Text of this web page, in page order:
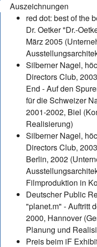
Auszeichnungen
red dot: best of the
Dr. Oetker "Dr.-
März 2005
Silberner Nagel,
Directors Club,
End - Auf den
für die Schweizer
2001-2002, Biel
Realisierung)
Silberner Nagel,
Directors Club,
Berlin, 2002
Filmproduktion in
Deutscher Public
"planet.m" - Auftritt
2000, Hannover
Planung und
Preis beim iF